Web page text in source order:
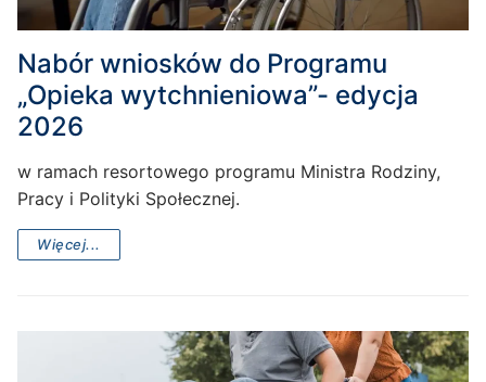
Nabór wniosków do Programu
„Opieka wytchnieniowa”- edycja
2026
w ramach resortowego programu Ministra Rodziny,
Pracy i Polityki Społecznej.
Więcej...